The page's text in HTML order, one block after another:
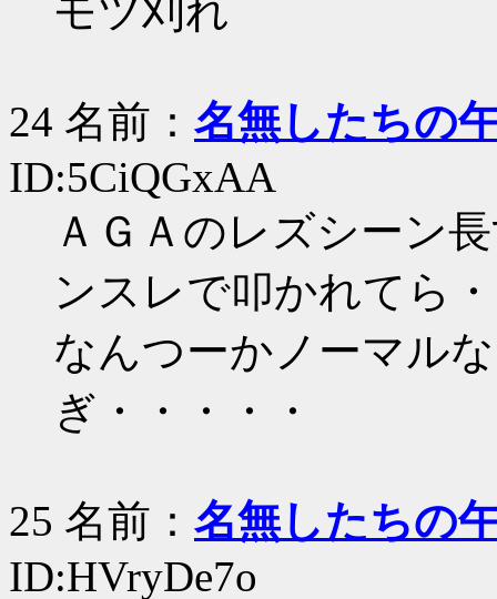
モツ刈れ
24 名前： 名無したちの
ID:5CiQGxAA
ＡＧＡのレズシーン
ンスレで叩かれてら
なんつーかノーマル
ぎ・・・・・
25 名前： 名無したちの
ID:HVryDe7o